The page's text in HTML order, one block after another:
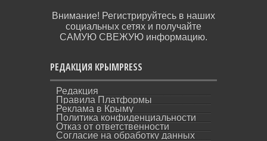
Внимание! Регистрируйтесь в наших
социальных сетях и получайте
САМУЮ СВЕЖУЮ информацию.
РЕДАКЦИЯ КРЫМPRESS
Редакция
Правила Платформы
Реклама в Крыму
Политика конфиденциальности
Отказ от ответственности
Согласие на обработку данных